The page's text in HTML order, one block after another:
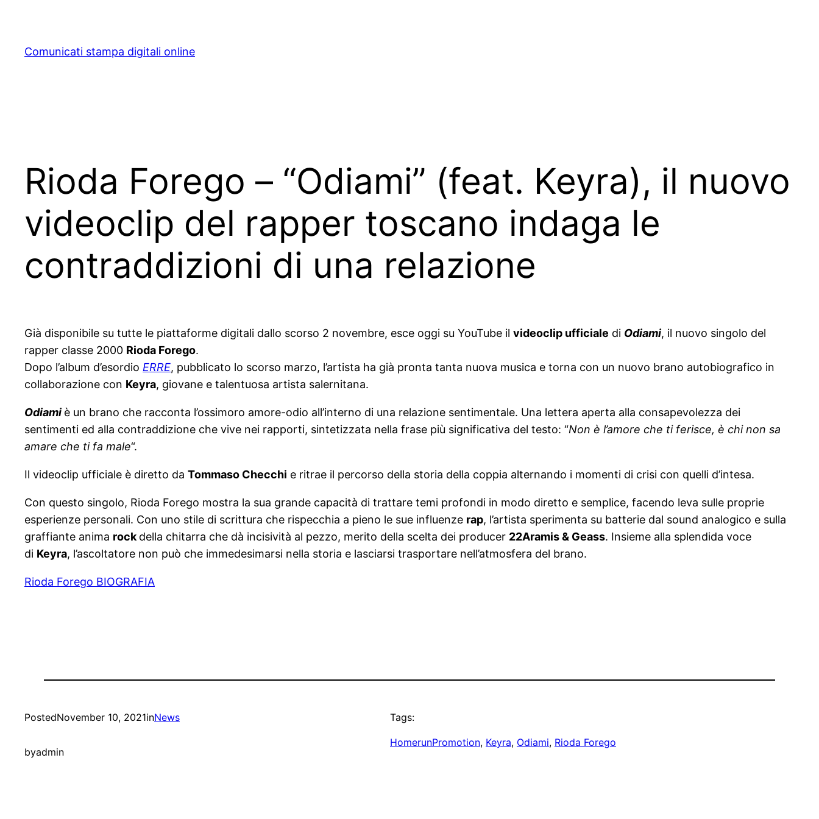
content
Comunicati stampa digitali online
Rioda Forego – “Odiami” (feat. Keyra), il nuovo
videoclip del rapper toscano indaga le
contraddizioni di una relazione
Già disponibile su tutte le piattaforme digitali dallo scorso 2 novembre, esce oggi su YouTube il videoclip ufficiale di Odiami, il nuovo singolo del
rapper classe 2000 Rioda Forego.
Dopo l’album d’esordio ERRE, pubblicato lo scorso marzo, l’artista ha già pronta tanta nuova musica e torna con un nuovo brano autobiografico in
collaborazione con Keyra, giovane e talentuosa artista salernitana.
Odiami è un brano che racconta l’ossimoro amore-odio all’interno di una relazione sentimentale. Una lettera aperta alla consapevolezza dei
sentimenti ed alla contraddizione che vive nei rapporti, sintetizzata nella frase più significativa del testo: “Non è l’amore che ti ferisce, è chi non sa
amare che ti fa male“.
Il videoclip ufficiale è diretto da Tommaso Checchi e ritrae il percorso della storia della coppia alternando i momenti di crisi con quelli d’intesa.
Con questo singolo, Rioda Forego mostra la sua grande capacità di trattare temi profondi in modo diretto e semplice, facendo leva sulle proprie
esperienze personali. Con uno stile di scrittura che rispecchia a pieno le sue influenze rap, l’artista sperimenta su batterie dal sound analogico e sulla
graffiante anima rockdella chitarra che dà incisività al pezzo, merito della scelta dei producer 22Aramis & Geass. Insieme alla splendida voce
di Keyra, l’ascoltatore non può che immedesimarsi nella storia e lasciarsi trasportare nell’atmosfera del brano.
Rioda Forego BIOGRAFIA
PostedNovember 10, 2021inNews
byadmin
Tags:
HomerunPromotion, Keyra, Odiami, Rioda Forego